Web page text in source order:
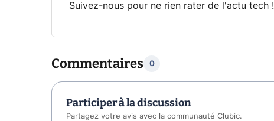
Suivez-nous pour ne rien rater de l'actu tech !
Commentaires 0
Participer à la discussion
Partagez votre avis avec la communauté Clubic.